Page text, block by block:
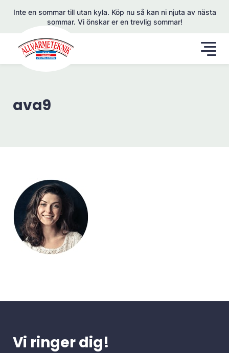
Inte en sommar till utan kyla. Köp nu så kan ni njuta av nästa
sommar. Vi önskar er en trevlig sommar!
ava9
Vi ringer dig!